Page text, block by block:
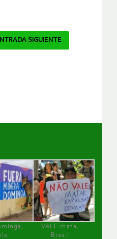
SIGUIENTE
VALE mata,
Brasil